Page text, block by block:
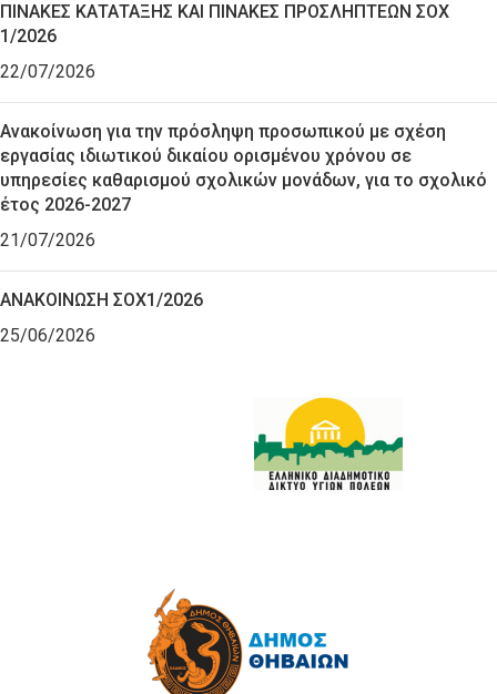
ΠΙΝΑΚΕΣ ΚΑΤΑΤΑΞΗΣ ΚΑΙ ΠΙΝΑΚΕΣ ΠΡΟΣΛΗΠΤΕΩΝ ΣΟΧ
1/2026
22/07/2026
Ανακοίνωση για την πρόσληψη προσωπικού με σχέση
εργασίας ιδιωτικού δικαίου ορισμένου χρόνου σε
υπηρεσίες καθαρισμού σχολικών μονάδων, για το σχολικό
έτος 2026-2027
21/07/2026
ΑΝΑΚΟΙΝΩΣΗ ΣΟΧ1/2026
25/06/2026